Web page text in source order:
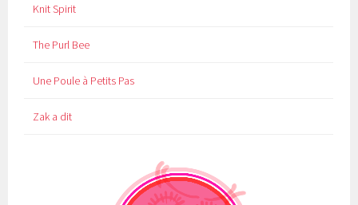
Knit Spirit
The Purl Bee
Une Poule à Petits Pas
Zak a dit